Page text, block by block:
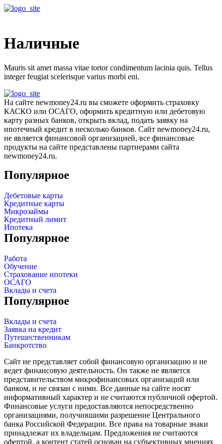
Наличные
Mauris sit amet massa vitae tortor condimentum lacinia quis. Tellus
integer feugiat scelerisque varius morbi eni.
На сайте newmoney24.ru вы сможете оформить страховку
КАСКО или ОСАГО, оформить кредитную или дебетовую
карту разных банков, открыть вклад, подать заявку на
ипотечный кредит в несколько банков. Сайт newmoney24.ru,
не является финансовой организацией, все финансовые
продукты на сайте представлены партнерами сайта
newmoney24.ru.
Популярное
Дебетовые карты
Кредитные карты
Микрозаймы
Кредитный лимит
Ипотека
Популярное
Работа
Обучение
Страхование ипотеки
ОСАГО
Вклады и счета
Популярное
Вклады и счета
Заявка на кредит
Путешественникам
Банкротство
Сайт не представляет собой финансовую организацию и не
ведет финансовую деятельность. Он также не является
представительством микрофинансовых организаций или
банком, и не связан с ними. Все данные на сайте носят
информативный характер и не считаются публичной офертой.
Финансовые услуги предоставляются непосредственно
организациями, получившими разрешение Центрального
банка Российской Федерации. Все права на товарные знаки
принадлежат их владельцам. Предложения не считаются
офертой, а контент статей основан на субъективных мнениях